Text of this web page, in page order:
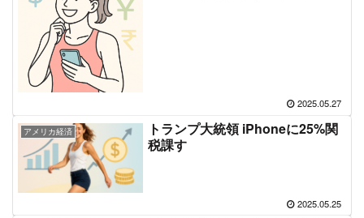
2025.05.27
アメリカ経済
トランプ大統領 iPhoneに25%関
税課す
2025.05.25